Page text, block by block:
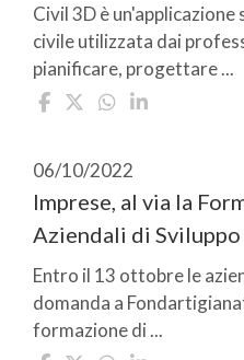
Civil 3D è
civile utilizzata dai
pianificare, progettare ...
06/10/2022
Imprese, al via la
Aziendali di Sviluppo
Entro il 13 ottobre le
domanda a
formazione di ...